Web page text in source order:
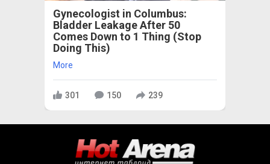
Gynecologist in Columbus:
Bladder Leakage After 50
Comes Down to 1 Thing (Stop
Doing This)
More
301 150 239